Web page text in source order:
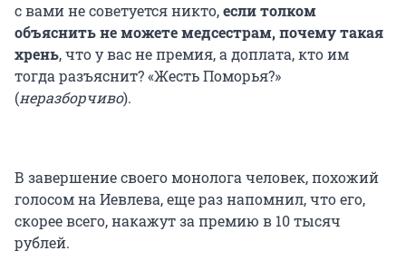
с вами не советуется никто,если толком
объяснить не можете медсестрам, почему такая
хрень, что у вас не премия, а доплата, кто им
тогда разъяснит? «Жесть Поморья?»
(неразборчиво).
В завершение своего монолога человек, похожий
голосом на Иевлева, еще раз напомнил, что его,
скорее всего, накажут за премию в 10 тысяч
рублей.